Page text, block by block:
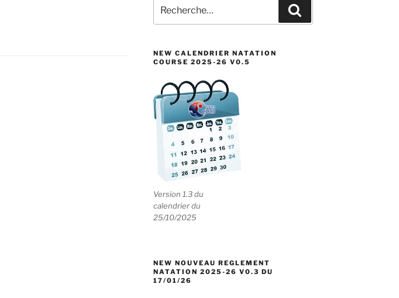
pour
:
NEW CALENDRIER NATATION
COURSE 2025-26 V0.5
Version 1.3 du
calendrier du
25/10/2025
NEW NOUVEAU REGLEMENT
NATATION 2025-26 V0.3 DU
17/01/26